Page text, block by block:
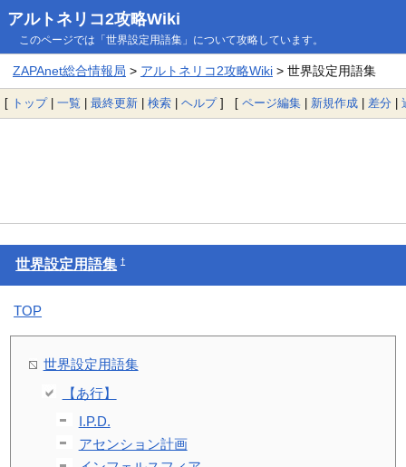
アルトネリコ2攻略Wiki
このページでは「世界設定用語集」について攻略しています。
ZAPAnet総合情報局 > アルトネリコ2攻略Wiki> 世界設定用語集
[ トップ| 一覧 | 最終更新 | 検索 | ヘルプ] [ ページ編集 | 新規作成 | 差分 |
世界設定用語集 †
TOP
世界設定用語集
【あ行】
I.P.D.
アセンション計画